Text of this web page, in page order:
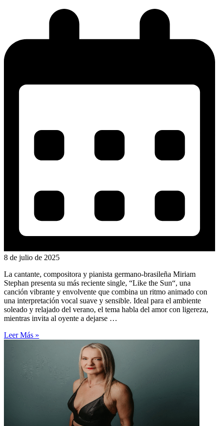
8 de julio de 2025
La cantante, compositora y pianista germano-brasileña Miriam
Stephan presenta su más reciente single, “Like the Sun“, una
canción vibrante y envolvente que combina un ritmo animado con
una interpretación vocal suave y sensible. Ideal para el ambiente
soleado y relajado del verano, el tema habla del amor con ligereza,
mientras invita al oyente a dejarse …
Leer Más »